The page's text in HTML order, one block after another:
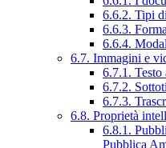
6.6.2. Tipi
6.6.3.
6.6.4.
6.7. Immagini e
6.7.1.
6.7.2.
6.7.3.
6.8. Proprietà
6.8.1.
Pubblica